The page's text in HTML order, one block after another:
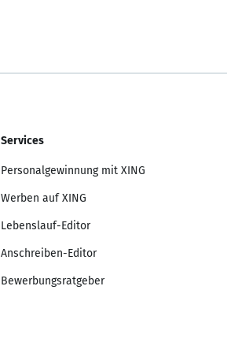
Services
Personalgewinnung mit XING
Werben auf XING
Lebenslauf-Editor
Anschreiben-Editor
Bewerbungsratgeber